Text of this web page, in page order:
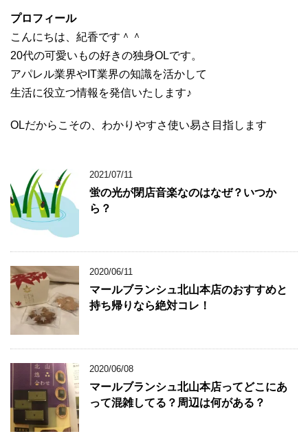
プロフィール
こんにちは、紀香です＾＾
20代の可愛いもの好きの独身OLです。
アパレル業界やIT業界の知識を活かして
生活に役立つ情報を発信いたします♪
OLだからこその、わかりやすさ使い易さ目指します
2021/07/11
蛍の光が閉店音楽なのはなぜ？いつか
ら？
2020/06/11
マールブランシュ北山本店のおすすめと
持ち帰りなら絶対コレ！
2020/06/08
マールブランシュ北山本店ってどこにあ
って混雑してる？周辺は何がある？